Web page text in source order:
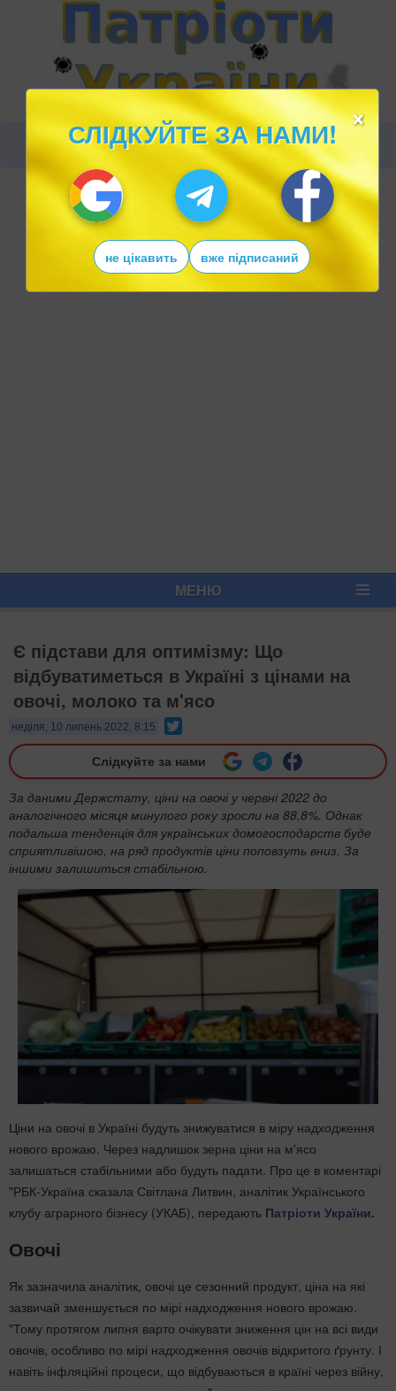
МЕНЮ
Є підстави для оптимізму: Що
відбуватиметься в Україні з цінами на
овочі, молоко та м'ясо
неділя, 10 липень 2022, 8:15
Слідкуйте за нами
За даними Держстату, ціни на овочі у червні 2022 до
аналогічного місяця минулого року зросли на 88,8%. Однак
подальша тенденція для українських домогосподарств буде
сприятливішою, на ряд продуктів ціни поповзуть вниз. За
іншими залишиться стабільною.
Ціни на овочі в Україні будуть знижуватися в міру надходження
нового врожаю. Через надлишок зерна ціни на м'ясо
залишаться стабільними або будуть падати. Про це в коментарі
"РБК-Україна сказала Світлана Литвин, аналітик Українського
клубу аграрного бізнесу (УКАБ), передають Патріоти України.
Овочі
Як зазначила аналітик, овочі це сезонний продукт, ціна на які
зазвичай зменшується по мірі надходження нового врожаю.
"Тому протягом липня варто очікувати зниження цін на всі види
овочів, особливо по мірі надходження овочів відкритого ґрунту. І
навіть інфляційні процеси, що відбуваються в країні через війну,
×
СЛІДКУЙТЕ ЗА НАМИ!
не цікавить вже підписаний